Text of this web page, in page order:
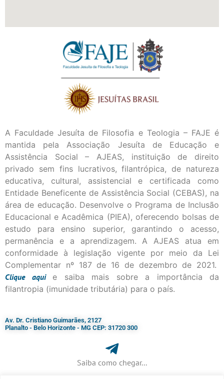
A Faculdade Jesuíta de Filosofia e Teologia – FAJE é
mantida pela Associação Jesuíta de Educação e
Assistência Social – AJEAS, instituição de direito
privado sem fins lucrativos, filantrópica, de natureza
educativa, cultural, assistencial e certificada como
Entidade Beneficente de Assistência Social (CEBAS), na
área de educação. Desenvolve o Programa de Inclusão
Educacional e Acadêmica (PIEA), oferecendo bolsas de
estudo para ensino superior, garantindo o acesso,
permanência e a aprendizagem. A AJEAS atua em
conformidade à legislação vigente por meio da Lei
Complementar nº 187 de 16 de dezembro de 2021.
Cliqueaqui
e saiba mais sobre a importância da
filantropia (imunidade tributária) para o país.
Av. Dr. Cristiano Guimarães, 2127
Planalto - Belo Horizonte - MG CEP: 31720 300
Saiba como chegar...